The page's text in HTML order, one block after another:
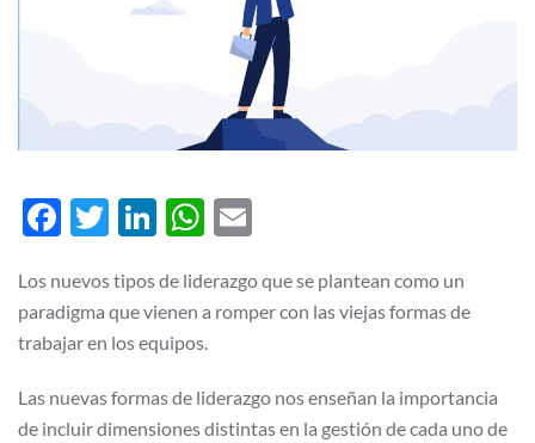
Facebook
Twitter
LinkedIn
WhatsApp
Los nuevos tipos de liderazgo que se plantean como un
paradigma que vienen a romper con las viejas formas de
trabajar en los equipos.
Las nuevas formas de liderazgo nos enseñan la importancia
de incluir dimensiones distintas en la gestión de cada uno de